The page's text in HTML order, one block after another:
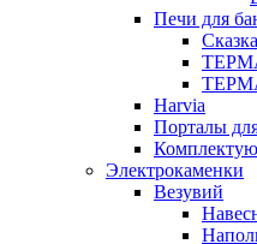
Печи для
Сказка
Harvia
Порталы
Электрокаменки
Везувий